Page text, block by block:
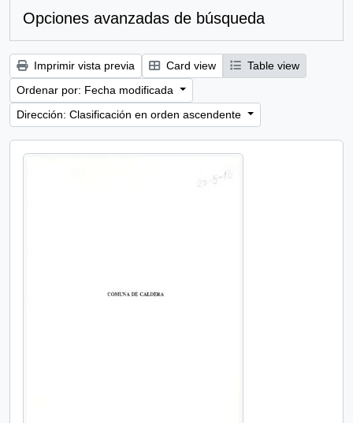
Opciones avanzadas de búsqueda
Imprimir vista previa Card view
Table view
Ordenar por: Fecha modificada
Dirección: Clasificación en orden ascendente